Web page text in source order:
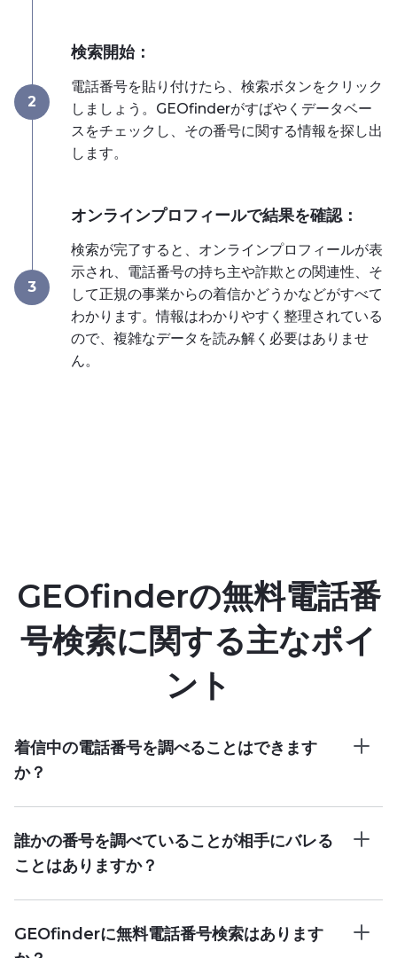
2
検索開始：
電話番号を貼り付けたら、検索ボタンをクリック
しましょう。GEOfinderがすばやくデータベー
スをチェックし、その番号に関する情報を探し出
します。
3
オンラインプロフィールで結果を確認：
検索が完了すると、オンラインプロフィールが表
示され、電話番号の持ち主や詐欺との関連性、そ
して正規の事業からの着信かどうかなどがすべて
わかります。情報はわかりやすく整理されている
ので、複雑なデータを読み解く必要はありませ
ん。
GEOfinderの無料電話番
号検索に関する主なポイ
ント
着信中の電話番号を調べることはできます
か？
誰かの番号を調べていることが相手にバレる
ことはありますか？
GEOfinderに無料電話番号検索はあります